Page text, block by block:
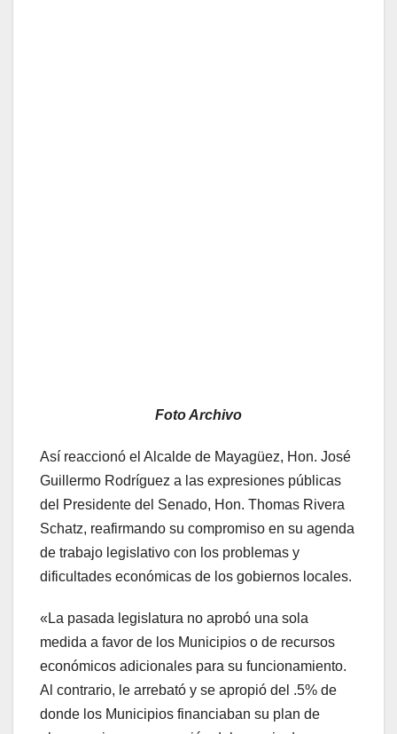
Foto Archivo
Así reaccionó el Alcalde de Mayagüez, Hon. José
Guillermo Rodríguez a las expresiones públicas
del Presidente del Senado, Hon. Thomas Rivera
Schatz, reafirmando su compromiso en su agenda
de trabajo legislativo con los problemas y
dificultades económicas de los gobiernos locales.
«La pasada legislatura no aprobó una sola
medida a favor de los Municipios o de recursos
económicos adicionales para su funcionamiento.
Al contrario, le arrebató y se apropió del .5% de
donde los Municipios financiaban su plan de